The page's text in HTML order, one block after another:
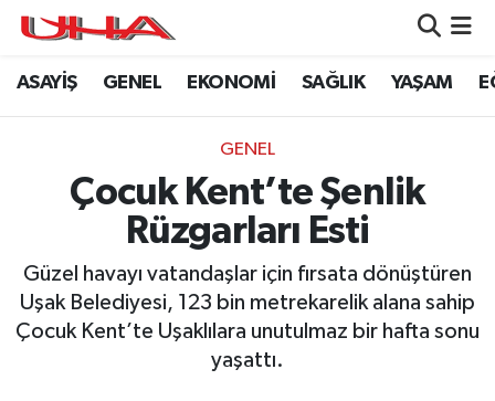
ASAYİŞ GENEL EKONOMİ SAĞLIK YAŞAM
GENEL
Çocuk Kent’te Şenlik
Rüzgarları Esti
Güzel havayı vatandaşlar için fırsata dönüştüren
Uşak Belediyesi, 123 bin metrekarelik alana sahip
Çocuk Kent’te Uşaklılara unutulmaz bir hafta sonu
yaşattı.
ASAYİŞ
GENEL
SAĞLIK
Nöbetçi Eczaneler
Namaz Vakitleri
Puan Durumu ve Fikstür